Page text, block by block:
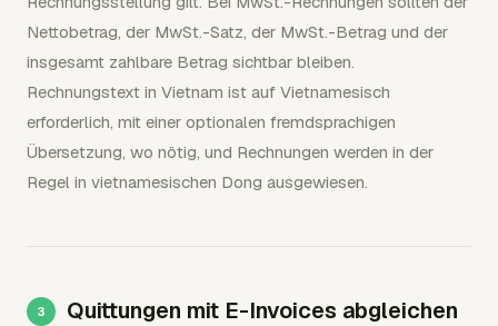
Nettobetrag, der MwSt.-Satz, der MwSt.-Betrag und der
insgesamt zahlbare Betrag sichtbar bleiben.
Rechnungstext in Vietnam ist auf Vietnamesisch
erforderlich, mit einer optionalen fremdsprachigen
Übersetzung, wo nötig, und Rechnungen werden in der
Regel in vietnamesischen Dong ausgewiesen.
Quittungen mit E-Invoices abgleichen